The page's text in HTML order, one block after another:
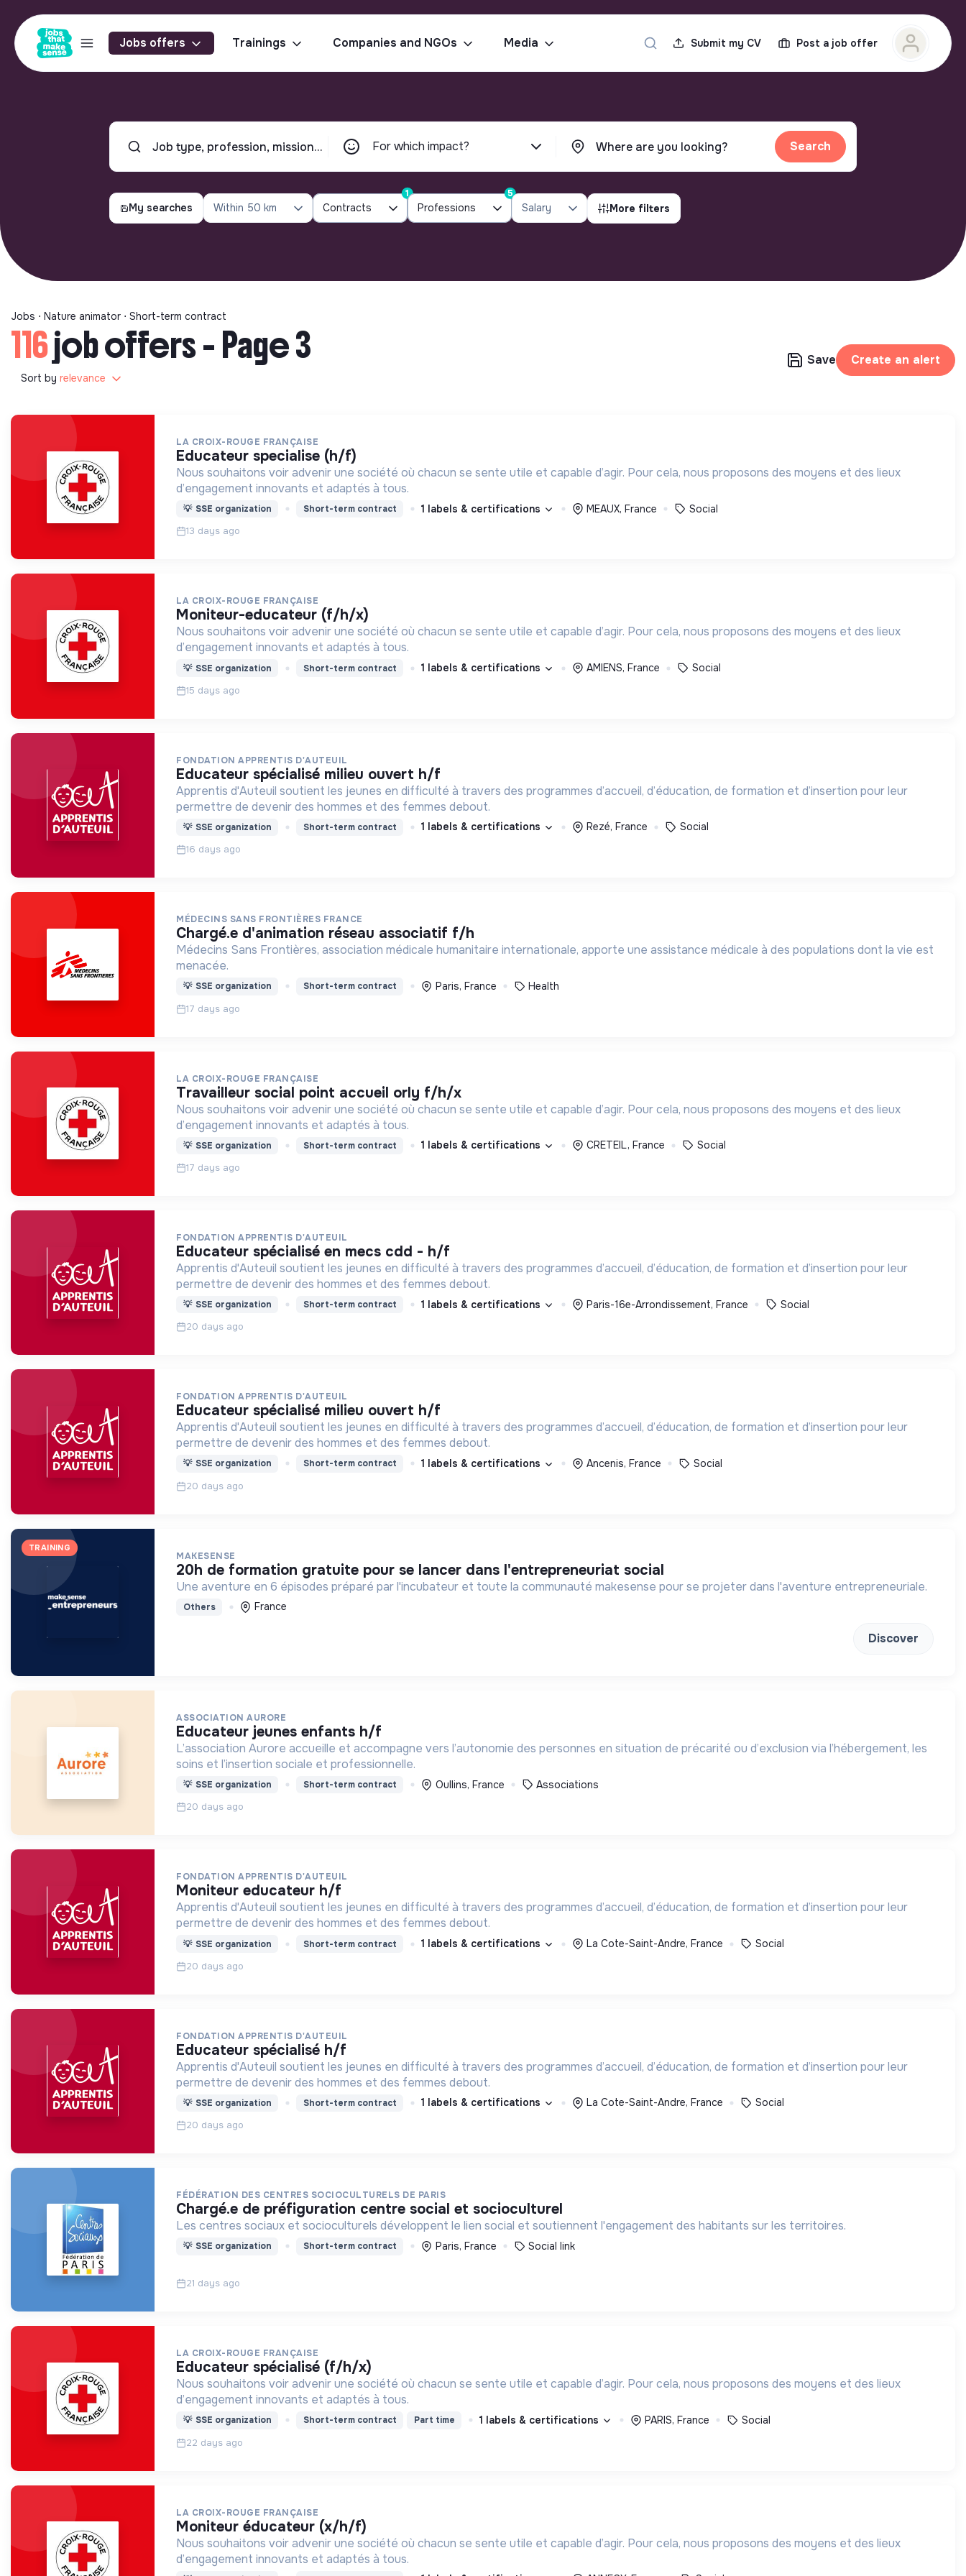
Jobs offers Trainings Companies and NGOs Media Submit my CV Post a job offer
For which impact? Search
My searches Within 50 km Contracts
1
Professions
5
Salary More filters
Jobs ⋅ Nature animator ⋅ Short-term contract
116job offers - Page 3
Sort by relevance
Save Create an alert
LA CROIX-ROUGE FRANÇAISE
educateur specialise (h/f)
Nous souhaitons voir advenir une société où chacun se sente utile et capable d’agir. Pour cela, nous proposons des moyens et des lieux
d’engagement innovants et adaptés à tous.
💡 SSE organization Short-term contract 1 labels & certifications MEAUX, France Social
13 days ago
LA CROIX-ROUGE FRANÇAISE
moniteur-educateur (f/h/x)
Nous souhaitons voir advenir une société où chacun se sente utile et capable d’agir. Pour cela, nous proposons des moyens et des lieux
d’engagement innovants et adaptés à tous.
💡 SSE organization Short-term contract 1 labels & certifications AMIENS, France Social
15 days ago
FONDATION APPRENTIS D'AUTEUIL
educateur spécialisé milieu ouvert h/f
Apprentis d'Auteuil soutient les jeunes en difficulté à travers des programmes d’accueil, d’éducation, de formation et d’insertion pour leur
permettre de devenir des hommes et des femmes debout.
💡 SSE organization Short-term contract 1 labels & certifications Rezé, France Social
16 days ago
MÉDECINS SANS FRONTIÈRES FRANCE
chargé.e d'animation réseau associatif f/h
Médecins Sans Frontières, association médicale humanitaire internationale, apporte une assistance médicale à des populations dont la vie est
menacée.
💡 SSE organization Short-term contract Paris, France Health
17 days ago
LA CROIX-ROUGE FRANÇAISE
travailleur social point accueil orly f/h/x
Nous souhaitons voir advenir une société où chacun se sente utile et capable d’agir. Pour cela, nous proposons des moyens et des lieux
d’engagement innovants et adaptés à tous.
💡 SSE organization Short-term contract 1 labels & certifications CRETEIL, France Social
17 days ago
FONDATION APPRENTIS D'AUTEUIL
educateur spécialisé en mecs cdd - h/f
Apprentis d'Auteuil soutient les jeunes en difficulté à travers des programmes d’accueil, d’éducation, de formation et d’insertion pour leur
permettre de devenir des hommes et des femmes debout.
💡 SSE organization Short-term contract 1 labels & certifications Paris-16e-Arrondissement, France Social
20 days ago
FONDATION APPRENTIS D'AUTEUIL
educateur spécialisé milieu ouvert h/f
Apprentis d'Auteuil soutient les jeunes en difficulté à travers des programmes d’accueil, d’éducation, de formation et d’insertion pour leur
permettre de devenir des hommes et des femmes debout.
💡 SSE organization Short-term contract 1 labels & certifications Ancenis, France Social
20 days ago
TRAINING
MAKESENSE
20h de formation gratuite pour se lancer dans l'entrepreneuriat social
Une aventure en 6 épisodes préparé par l'incubateur et toute la communauté makesense pour se projeter dans l'aventure entrepreneuriale.
Others France
Discover
ASSOCIATION AURORE
educateur jeunes enfants h/f
L’association Aurore accueille et accompagne vers l’autonomie des personnes en situation de précarité ou d’exclusion via l’hébergement, les
soins et l’insertion sociale et professionnelle.
💡 SSE organization Short-term contract Oullins, France Associations
20 days ago
FONDATION APPRENTIS D'AUTEUIL
moniteur educateur h/f
Apprentis d'Auteuil soutient les jeunes en difficulté à travers des programmes d’accueil, d’éducation, de formation et d’insertion pour leur
permettre de devenir des hommes et des femmes debout.
💡 SSE organization Short-term contract 1 labels & certifications La Cote-Saint-Andre, France Social
20 days ago
FONDATION APPRENTIS D'AUTEUIL
educateur spécialisé h/f
Apprentis d'Auteuil soutient les jeunes en difficulté à travers des programmes d’accueil, d’éducation, de formation et d’insertion pour leur
permettre de devenir des hommes et des femmes debout.
💡 SSE organization Short-term contract 1 labels & certifications La Cote-Saint-Andre, France Social
20 days ago
FÉDÉRATION DES CENTRES SOCIOCULTURELS DE PARIS
chargé.e de préfiguration centre social et socioculturel
Les centres sociaux et socioculturels développent le lien social et soutiennent l'engagement des habitants sur les territoires.
💡 SSE organization Short-term contract Paris, France Social link
21 days ago
LA CROIX-ROUGE FRANÇAISE
educateur spécialisé (f/h/x)
Nous souhaitons voir advenir une société où chacun se sente utile et capable d’agir. Pour cela, nous proposons des moyens et des lieux
d’engagement innovants et adaptés à tous.
💡 SSE organization Short-term contract Part time 1 labels & certifications PARIS, France Social
22 days ago
LA CROIX-ROUGE FRANÇAISE
moniteur éducateur (x/h/f)
Nous souhaitons voir advenir une société où chacun se sente utile et capable d’agir. Pour cela, nous proposons des moyens et des lieux
d’engagement innovants et adaptés à tous.